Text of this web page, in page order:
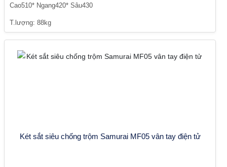
Cao510* Ngang420* Sâu430
T.lượng: 88kg
Két sắt siêu chống trộm Samurai MF05 vân tay điện tử